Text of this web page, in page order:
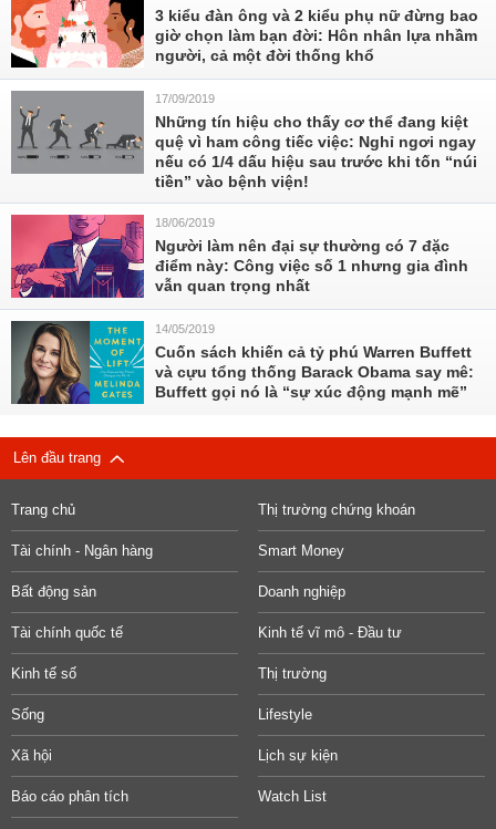
3 kiểu đàn ông và 2 kiểu phụ nữ đừng bao
giờ chọn làm bạn đời: Hôn nhân lựa nhầm
người, cả một đời thống khổ
17/09/2019
Những tín hiệu cho thấy cơ thể đang kiệt
quệ vì ham công tiếc việc: Nghỉ ngơi ngay
nếu có 1/4 dấu hiệu sau trước khi tốn “núi
tiền” vào bệnh viện!
18/06/2019
Người làm nên đại sự thường có 7 đặc
điểm này: Công việc số 1 nhưng gia đình
vẫn quan trọng nhất
14/05/2019
Cuốn sách khiến cả tỷ phú Warren Buffett
và cựu tổng thống Barack Obama say mê:
Buffett gọi nó là “sự xúc động mạnh mẽ”
Lên đầu trang
Trang chủ Thị trường chứng khoán
Tài chính - Ngân hàng Smart Money
Bất động sản Doanh nghiệp
Tài chính quốc tế Kinh tế vĩ mô - Đầu tư
Kinh tế số Thị trường
Sống Lifestyle
Xã hội Lịch sự kiện
Báo cáo phân tích Watch List